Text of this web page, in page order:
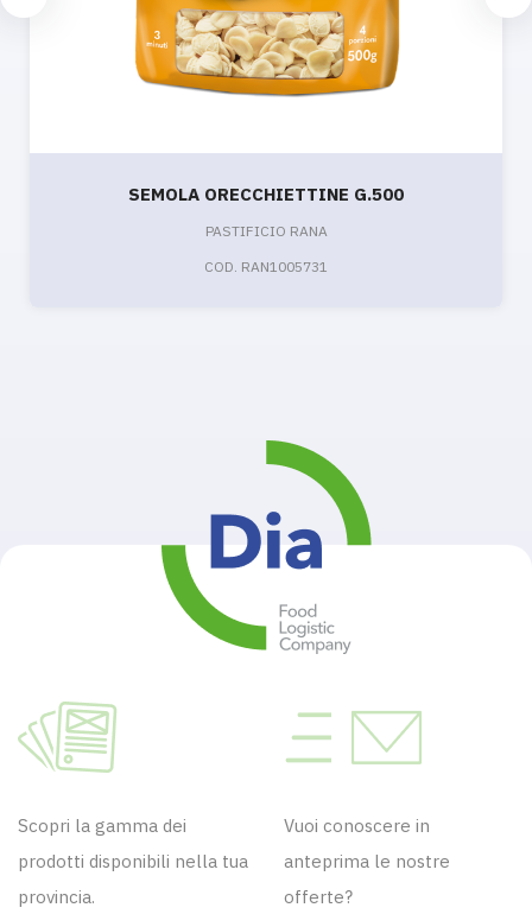
SEMOLA ORECCHIETTINE G.500
PASTIFICIO RANA
COD. RAN1005731
Scopri la gamma dei
prodotti disponibili nella tua
provincia.
Vuoi conoscere in
anteprima le nostre
offerte?